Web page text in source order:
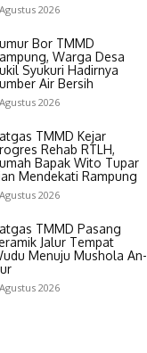
2026
Bor TMMD
Warga Desa
Syukuri Hadirnya
Air Bersih
2026
TMMD Kejar
Rehab RTLH,
Bapak Wito Tupar
Mendekati Rampung
2026
TMMD Pasang
Jalur Tempat
Menuju Mushola An-
2026